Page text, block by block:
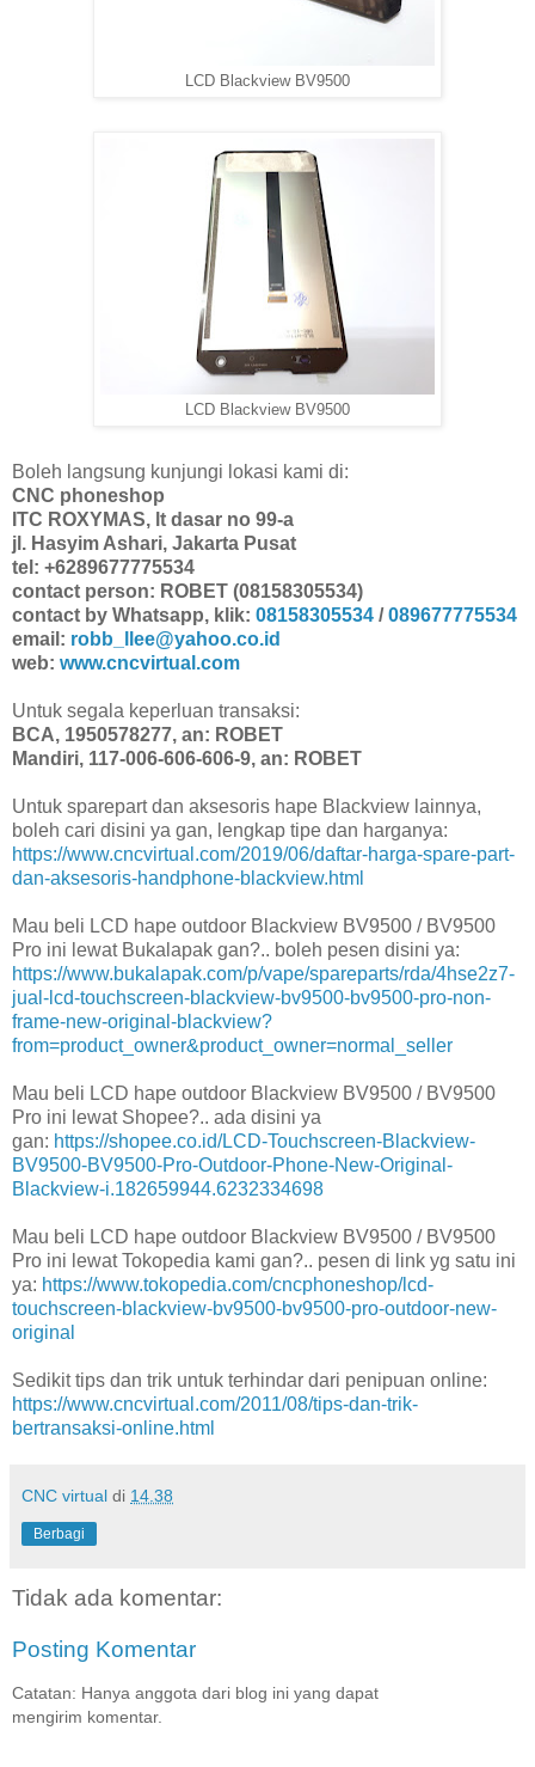
LCD Blackview BV9500
LCD Blackview BV9500
Boleh langsung kunjungi lokasi kami di:
CNC phoneshop
ITC ROXYMAS, lt dasar no 99-a
jl. Hasyim Ashari, Jakarta Pusat
tel: +6289677775534
contact person: ROBET (08158305534)
contact by Whatsapp, klik: 08158305534 /089677775534
email: robb_llee@yahoo.co.id
web: www.cncvirtual.com
Untuk segala keperluan transaksi:
BCA, 1950578277, an: ROBET
Mandiri, 117-006-606-606-9, an: ROBET
Untuk sparepart dan aksesoris hape Blackview lainnya,
boleh cari disini ya gan, lengkap tipe dan harganya:
https://www.cncvirtual.com/2019/06/daftar-harga-spare-part-
dan-aksesoris-handphone-blackview.html
Mau beli LCD hape outdoor Blackview BV9500 / BV9500
Pro ini lewat Bukalapak gan?.. boleh pesen disini ya:
https://www.bukalapak.com/p/vape/spareparts/rda/4hse2z7-
jual-lcd-touchscreen-blackview-bv9500-bv9500-pro-non-
frame-new-original-blackview?
from=product_owner&product_owner=normal_seller
Mau beli LCD hape outdoor Blackview BV9500 / BV9500
Pro ini lewat Shopee?.. ada disini ya
gan: https://shopee.co.id/LCD-Touchscreen-Blackview-
BV9500-BV9500-Pro-Outdoor-Phone-New-Original-
Blackview-i.182659944.6232334698
Mau beli LCD hape outdoor Blackview BV9500 / BV9500
Pro ini lewat Tokopedia kami gan?.. pesen di link yg satu ini
ya: https://www.tokopedia.com/cncphoneshop/lcd-
touchscreen-blackview-bv9500-bv9500-pro-outdoor-new-
original
Sedikit tips dan trik untuk terhindar dari penipuan online:
https://www.cncvirtual.com/2011/08/tips-dan-trik-
bertransaksi-online.html
CNC virtual di 14.38
Berbagi
Tidak ada komentar:
Posting Komentar
Catatan: Hanya anggota dari blog ini yang dapat
mengirim komentar.